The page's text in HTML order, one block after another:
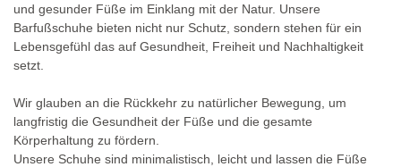
und gesunder Füße im Einklang mit der Natur. Unsere
Barfußschuhe bieten nicht nur Schutz, sondern stehen für ein
Lebensgefühl das auf Gesundheit, Freiheit und Nachhaltigkeit
setzt.
Wir glauben an die Rückkehr zu natürlicher Bewegung, um
langfristig die Gesundheit der Füße und die gesamte
Körperhaltung zu fördern.
Unsere Schuhe sind minimalistisch, leicht und lassen die Füße